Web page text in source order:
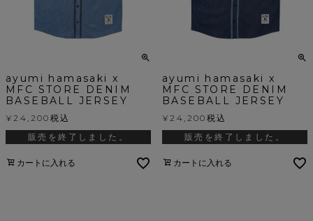
ayumi hamasaki x
MFC STORE DENIM
BASEBALL JERSEY
¥ 24,200 税込
販売を終了しました。
カートに入れる
ayumi hamasaki x
MFC STORE DENIM
BASEBALL JERSEY
¥ 24,200 税込
販売を終了しました。
カートに入れる